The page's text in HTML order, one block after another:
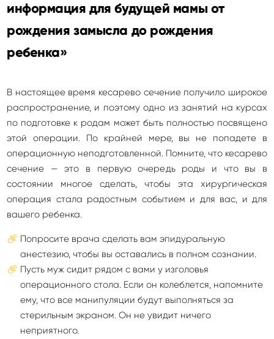
информация для будущей мамы от
рождения замысла до рождения
ребенка»
В настоящее время кесарево сечение получило широкое
распространение, и поэтому одно из занятий на курсах
по подготовке к родам может быть полностью посвящено
этой операции. По крайней мере, вы не попадете в
операционную неподготовленной. Помните, что кесарево
сечение — это в первую очередь роды и что вы в
состоянии многое сделать, чтобы эта хирургическая
операция стала радостным событием и для вас, и для
вашего ребенка.
Попросите врача сделать вам эпидуральную
анестезию, чтобы вы оставались в полном сознании.
Пусть муж сидит рядом с вами у изголовья
операционного стола. Если он колеблется, напомните
ему, что все манипуляции будут выполняться за
стерильным экраном. Он не увидит ничего
неприятного.